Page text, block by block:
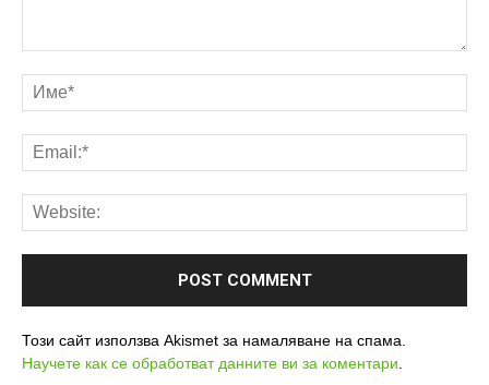
Този сайт използва Akismet за намаляване на спама.
Научете как се обработват данните ви за коментари